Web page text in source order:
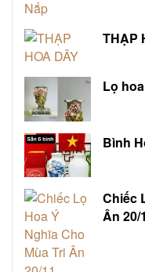
THẠP
Lọ
Bình
Chiếc
Ân 20/